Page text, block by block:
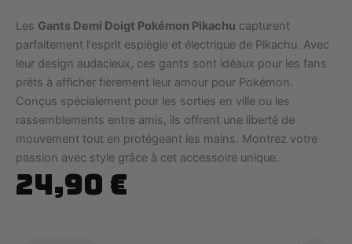
Les Gants Demi Doigt Pokémon Pikachu capturent
parfaitement l'esprit espiègle et électrique de Pikachu. Avec
leur design audacieux, ces gants sont idéaux pour les fans
prêts à afficher fièrement leur amour pour Pokémon.
Conçus spécialement pour les sorties en ville ou les
rassemblements entre amis, ils offrent une liberté de
mouvement tout en protégeant les mains. Montrez votre
passion avec style grâce à cet accessoire unique.
24,90 €